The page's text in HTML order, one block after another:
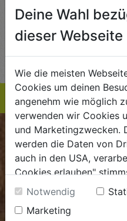
STK € 5,99 / STK
AUF DIE
BIOKISTE
Kundenservice
Mo - Do: 8.00 - 16.00 Uhr
Fr: 8.00 - 15.00 Uhr
Deine Wahl
dieser Webseite
Wie die meisten
Cookies um deinen
angenehm wie möglich
verwenden wir Cookies
und Marketingzwecken.
werden die Daten von
auch in den USA,
Cookies erlauben"
Cookies zu. Unter
Infos zu den
auch entscheiden,
Notwendig
Marketing